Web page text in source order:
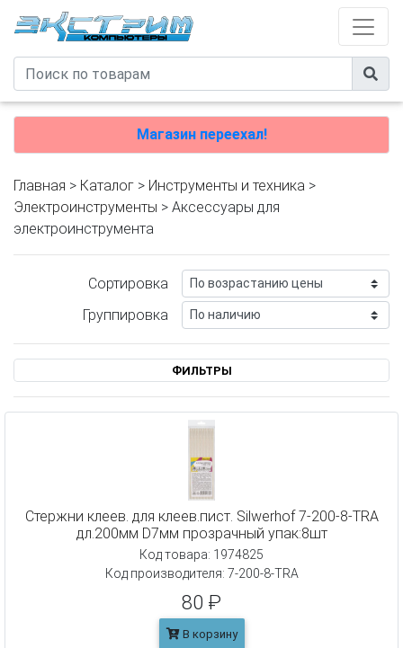
Магазин переехал!
Главная > Каталог > Инструменты и техника >
Электроинструменты > Аксессуары для
электроинструмента
Сортировка
Группировка
ФИЛЬТРЫ
Cтержни клеев. для клеев.пист. Silwerhof 7-200-8-TRA
дл.200мм D7мм прозрачный упак:8шт
Код товара: 1974825
Код производителя: 7-200-8-TRA
80 ₽
В корзину